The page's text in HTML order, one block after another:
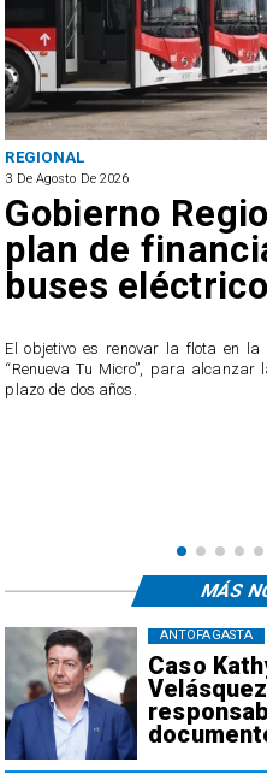
REGIONAL
3 De Agosto De 2026
Gobierno
plan de
buses
El objetivo es renovar la flota en
“Renueva Tu Micro”, para
plazo de dos años.
Caso
ANTOFAGASTA
MÁS